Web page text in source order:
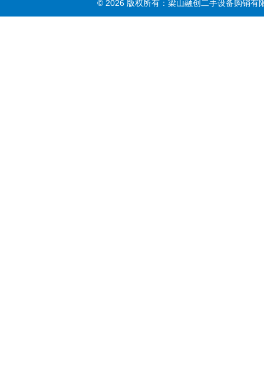
© 2026 版权所有：梁山融创二手设备购销